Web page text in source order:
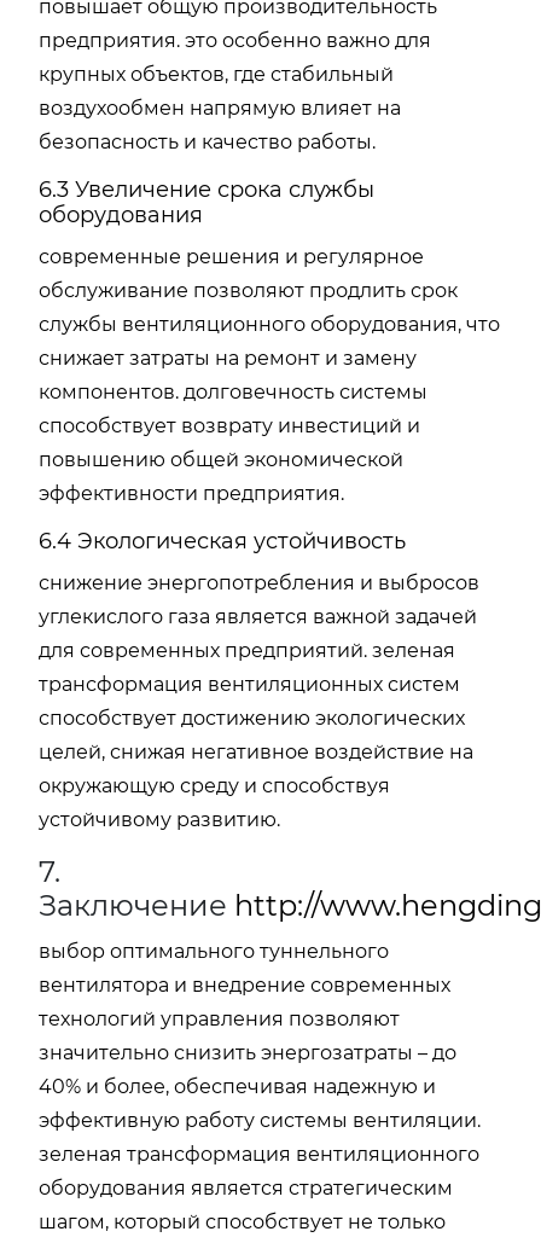
повышает общую производительность
предприятия. это особенно важно для
крупных объектов, где стабильный
воздухообмен напрямую влияет на
безопасность и качество работы.
6.3 Увеличение срока службы
оборудования
современные решения и регулярное
обслуживание позволяют продлить срок
службы вентиляционного оборудования, что
снижает затраты на ремонт и замену
компонентов. долговечность системы
способствует возврату инвестиций и
повышению общей экономической
эффективности предприятия.
6.4 Экологическая устойчивость
снижение энергопотребления и выбросов
углекислого газа является важной задачей
для современных предприятий. зеленая
трансформация вентиляционных систем
способствует достижению экологических
целей, снижая негативное воздействие на
окружающую среду и способствуя
устойчивому развитию.
7.
Заключение http://
выбор оптимального туннельного
вентилятора и внедрение современных
технологий управления позволяют
значительно снизить энергозатраты – до
40% и более, обеспечивая надежную и
эффективную работу системы вентиляции.
зеленая трансформация вентиляционного
оборудования является стратегическим
шагом, который способствует не только